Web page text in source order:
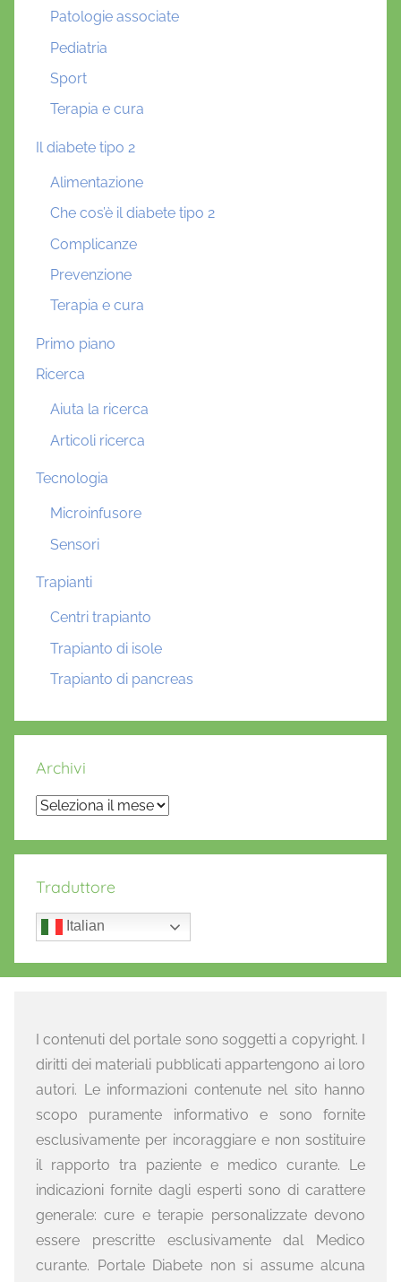
Patologie associate
Pediatria
Sport
Terapia e cura
Il diabete tipo 2
Alimentazione
Che cos’è il diabete tipo 2
Complicanze
Prevenzione
Terapia e cura
Primo piano
Ricerca
Aiuta la ricerca
Articoli ricerca
Tecnologia
Microinfusore
Sensori
Trapianti
Centri trapianto
Trapianto di isole
Trapianto di pancreas
Archivi
Archivi
Traduttore
Italian
I contenuti del portale sono soggetti a copyright. I
diritti dei materiali pubblicati appartengono ai loro
autori. Le informazioni contenute nel sito hanno
scopo puramente informativo e sono fornite
esclusivamente per incoraggiare e non sostituire
il rapporto tra paziente e medico curante. Le
indicazioni fornite dagli esperti sono di carattere
generale: cure e terapie personalizzate devono
essere prescritte esclusivamente dal Medico
curante. Portale Diabete non si assume alcuna